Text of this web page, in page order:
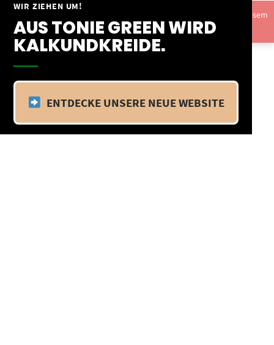
WIR ZIEHEN UM!
AUS TONIE GREEN WIRD
KALKUNDKREIDE.
ENTDECKE UNSERE NEUE WEBSITE
Springe
Inhalt
Vom 09.04.25 - 20.04.25 befinden wir uns im Betriebsurlaub. In diesem
Zeitraum findet kein Versand statt.Ausblenden